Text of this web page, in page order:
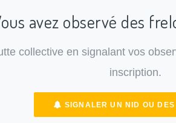
avez observé des
collective en signalant vos
inscription.
SIGNALER UN NID OU DES